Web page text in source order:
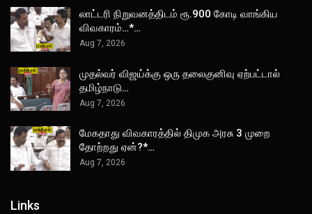
லாட்டரி நிறுவனத்திடம் ரூ.900 கோடி வாங்கிய
விவகாரம்…*…
Aug 7, 2026
முதல்வர் விஜய்க்கு ஒரு தலைகுனிவு ஏற்பட்டால்
தமிழ்நாடு…
Aug 7, 2026
மேகதாது விவகாரத்தில் திமுக அரசு 3 முறை
தோற்றது ஏன்?*…
Aug 7, 2026
Links